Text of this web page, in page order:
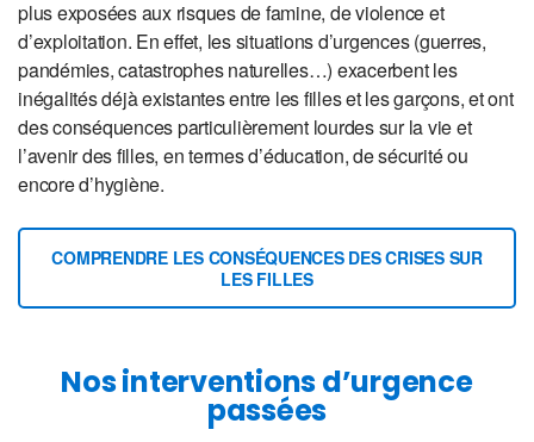
plus exposées aux risques de famine, de violence et
d’exploitation. En effet, les situations d’urgences (guerres,
pandémies, catastrophes naturelles…) exacerbent les
inégalités déjà existantes entre les filles et les garçons, et ont
des conséquences particulièrement lourdes sur la vie et
l’avenir des filles, en termes d’éducation, de sécurité ou
encore d’hygiène.
COMPRENDRE LES CONSÉQUENCES DES CRISES SUR
LES FILLES
Nos interventions d’urgence
passées